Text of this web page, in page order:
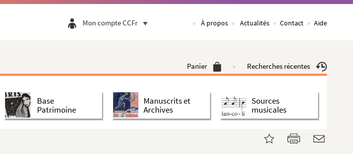
Mon compte CCFr À propos Actualités Contact Aide
Panier Recherches récentes
Base
Patrimoine
Manuscrits et
Archives
Sources
musicales